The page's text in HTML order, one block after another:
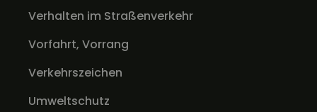
Verhalten im Straßenverkehr
Vorfahrt, Vorrang
Verkehrszeichen
Umweltschutz